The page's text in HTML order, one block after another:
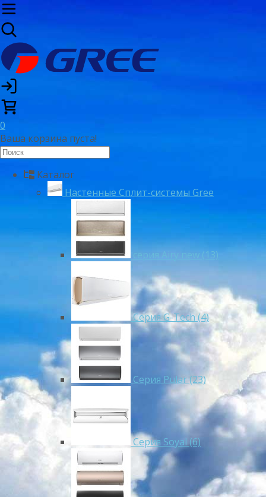
0
Ваша корзина пуста!
Каталог
Настенные Сплит-системы Gree
серия Airy new (13)
Серия G-Tech (4)
Серия Pular (23)
Cерия Soyal (6)